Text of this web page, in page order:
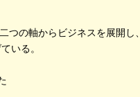
つの軸からビジネスを展開し、
いる。